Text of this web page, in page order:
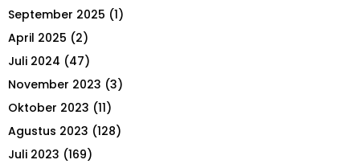
September 2025 (1)
April 2025 (2)
Juli 2024 (47)
November 2023 (3)
Oktober 2023 (11)
Agustus 2023 (128)
Juli 2023 (169)